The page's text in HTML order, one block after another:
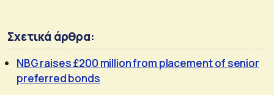
Σχετικά άρθρα:
NBG raises £200 million from placement of senior
preferred bonds